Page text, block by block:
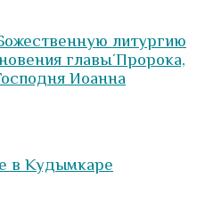
литургию
главы́ Пророка,
Иоанна
в Кудымкаре